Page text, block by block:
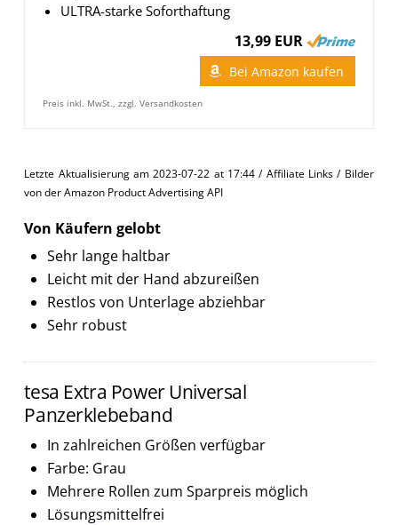
ULTRA-starke Soforthaftung
13,99 EUR
Bei Amazon kaufen
Preis inkl. MwSt., zzgl. Versandkosten
Letzte Aktualisierung am 2023-07-22 at 17:44 / Affiliate Links / Bilder
von der Amazon Product Advertising API
Von Käufern gelobt
Sehr lange haltbar
Leicht mit der Hand abzureißen
Restlos von Unterlage abziehbar
Sehr robust
tesa Extra Power Universal
Panzerklebeband
In zahlreichen Größen verfügbar
Farbe: Grau
Mehrere Rollen zum Sparpreis möglich
Lösungsmittelfrei